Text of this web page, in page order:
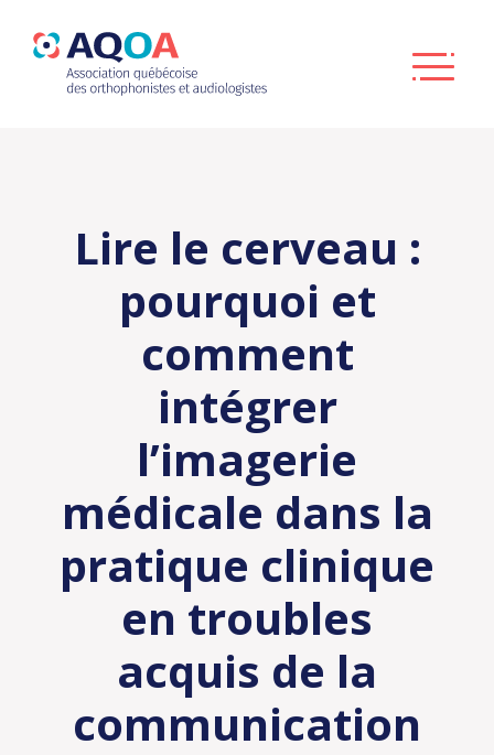
Lire le cerveau :
pourquoi et
comment
intégrer
l’imagerie
médicale dans la
pratique clinique
en troubles
acquis de la
communication